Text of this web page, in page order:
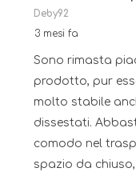
Deby92
3 mesi fa
Sono rimasta
prodotto, pur
molto stabile
dissestati.
comodo nel
spazio da